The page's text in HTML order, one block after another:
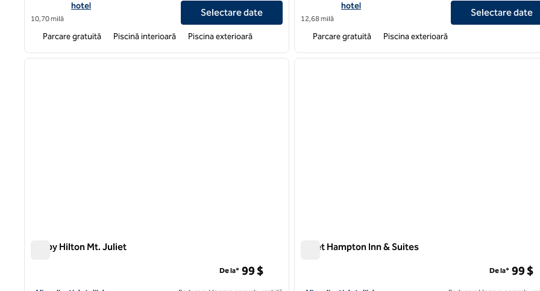
hotel
10,70 milă
Selectare date
Parcare gratuită Piscină interioară Piscina exterioară
hotel
12,68 milă
Selectare date
Parcare gratuită Piscina exterioară
1 din 12
imaginea următoare
Tru by Hilton Mt. Juliet
De la* 99 $
1 din 11
Juliet Hampton Inn & Suites
De la* 99 $